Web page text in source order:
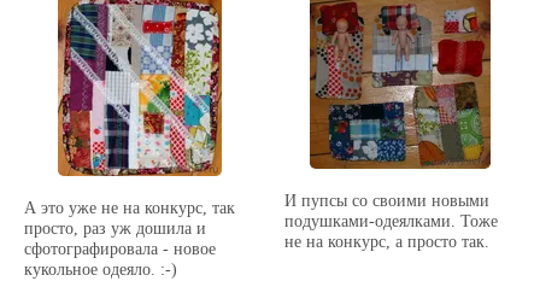
А это уже не на конкурс, так
просто, раз уж дошила и
сфотографировала - новое
кукольное одеяло. :-)
И пупсы со своими новыми
подушками-одеялками. Тоже
не на конкурс, а просто так.